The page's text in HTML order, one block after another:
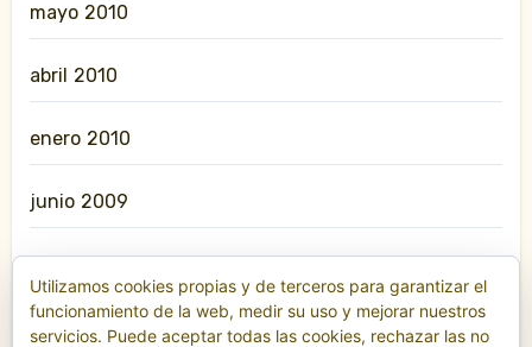
mayo 2010
abril 2010
enero 2010
junio 2009
enero 2009
Utilizamos cookies propias y de terceros para garantizar el
funcionamiento de la web, medir su uso y mejorar nuestros
servicios. Puede aceptar todas las cookies, rechazar las no